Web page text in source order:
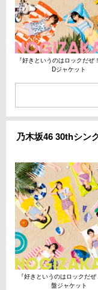
『好きというのはロックだぜ
Dジャケット
乃木坂46 30thシン
『好きというのはロックだ
盤ジャケット